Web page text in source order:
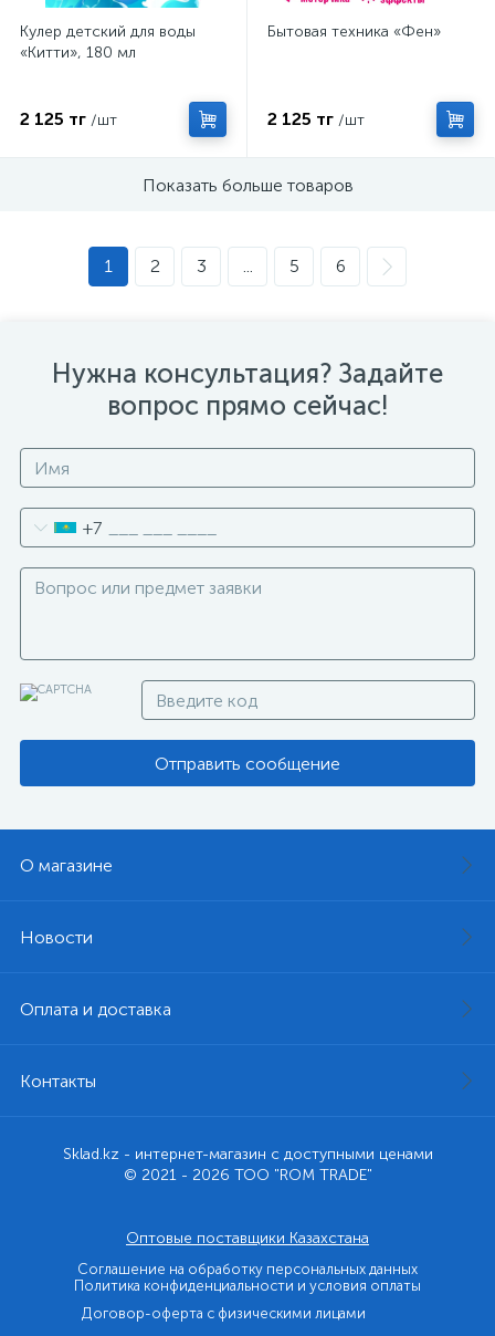
Кулер детский для воды
«Китти», 180 мл
2 125 тг /шт
Бытовая техника «Фен»
2 125 тг /шт
Показать больше товаров
1 2 3 ... 5 6
Нужна консультация? Задайте
вопрос прямо сейчас!
+7
Отправить сообщение
О магазине
Новости
Оплата и доставка
Контакты
Sklad.kz - интернет-магазин с доступными ценами
© 2021 - 2026 ТОО "ROM TRADE"
Оптовые поставщики Казахстана
Соглашение на обработку персональных данных
Политика конфиденциальности и условия оплаты
Договор-оферта с физическими лицами